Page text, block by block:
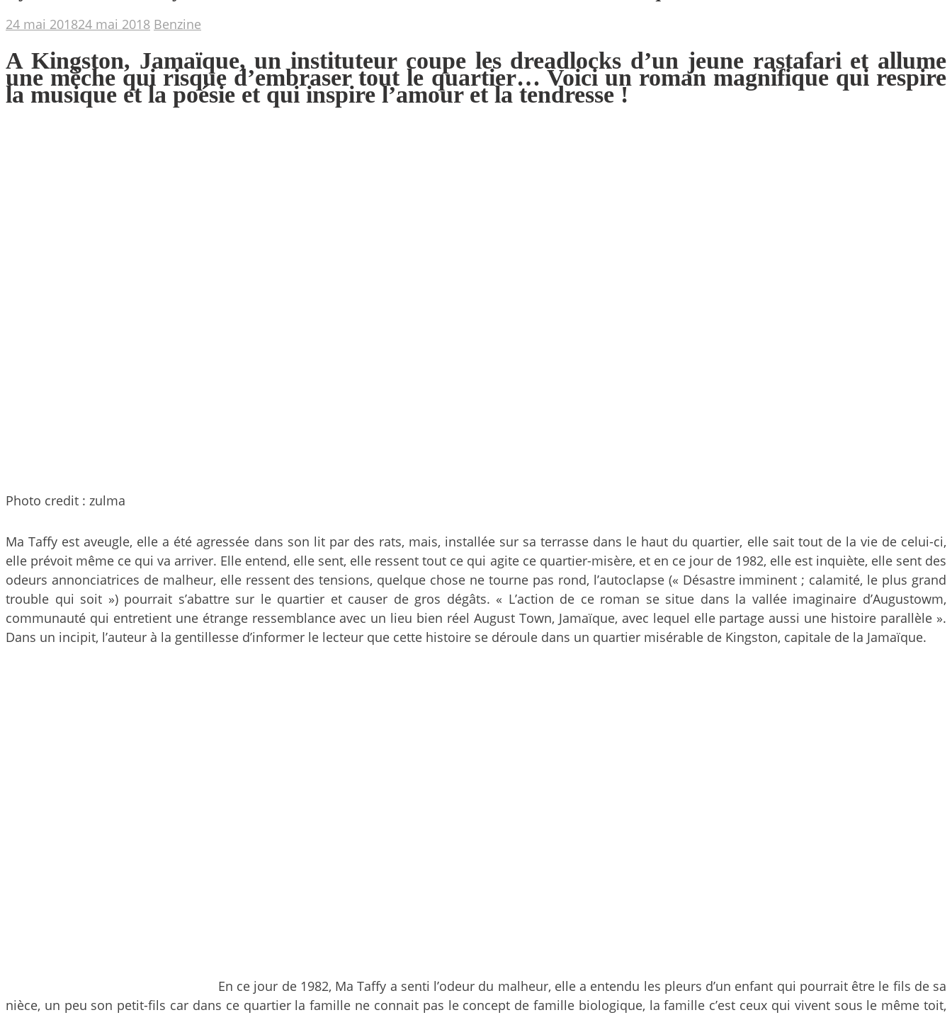
24 mai 201824 mai 2018 Benzine
A Kingston, Jamaïque, un instituteur coupe les dreadlocks d’un jeune rastafari et allume
une mèche qui risque d’embraser tout le quartier… Voici un roman magnifique qui respire
la musique et la poésie et qui inspire l’amour et la tendresse !
Photo credit : zulma
Ma Taffy est aveugle, elle a été agressée dans son lit par des rats, mais, installée sur sa terrasse dans le haut du quartier, elle sait tout de la vie de celui-ci,
elle prévoit même ce qui va arriver. Elle entend, elle sent, elle ressent tout ce qui agite ce quartier-misère, et en ce jour de 1982, elle est inquiète, elle sent des
odeurs annonciatrices de malheur, elle ressent des tensions, quelque chose ne tourne pas rond, l’autoclapse (« Désastre imminent ; calamité, le plus grand
trouble qui soit ») pourrait s’abattre sur le quartier et causer de gros dégâts. « L’action de ce roman se situe dans la vallée imaginaire d’Augustowm,
communauté qui entretient une étrange ressemblance avec un lieu bien réel August Town, Jamaïque, avec lequel elle partage aussi une histoire parallèle ».
Dans un incipit, l’auteur à la gentillesse d’informer le lecteur que cette histoire se déroule dans un quartier misérable de Kingston, capitale de la Jamaïque.
En ce jour de 1982, Ma Taffy a senti l’odeur du malheur, elle a entendu les pleurs d’un enfant qui pourrait être le fils de sa
nièce, un peu son petit-fils car dans ce quartier la famille ne connait pas le concept de famille biologique, la famille c’est ceux qui vivent sous le même toit,